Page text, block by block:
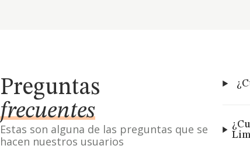
Preguntas
frecuentes
Estas son alguna de las preguntas que se
hacen nuestros usuarios